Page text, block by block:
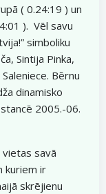
( 0.24:19 ) un
). Vēl savu
simboliku
Sintija Pinka,
Bērnu
dinamisko
2005.-06.
savā
kuriem ir
skrējienu